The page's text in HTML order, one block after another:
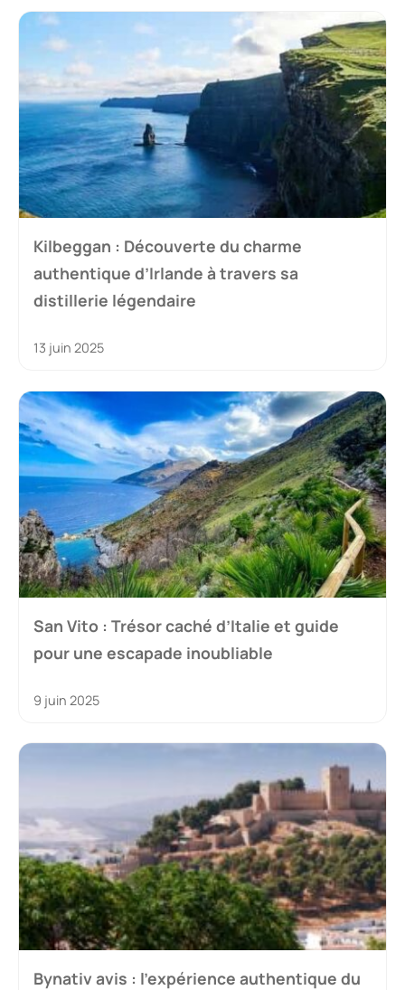
Kilbeggan : Découverte du charme
authentique d’Irlande à travers sa
distillerie légendaire
13 juin 2025
San Vito : Trésor caché d’Italie et guide
pour une escapade inoubliable
9 juin 2025
Bynativ avis : l’expérience authentique du